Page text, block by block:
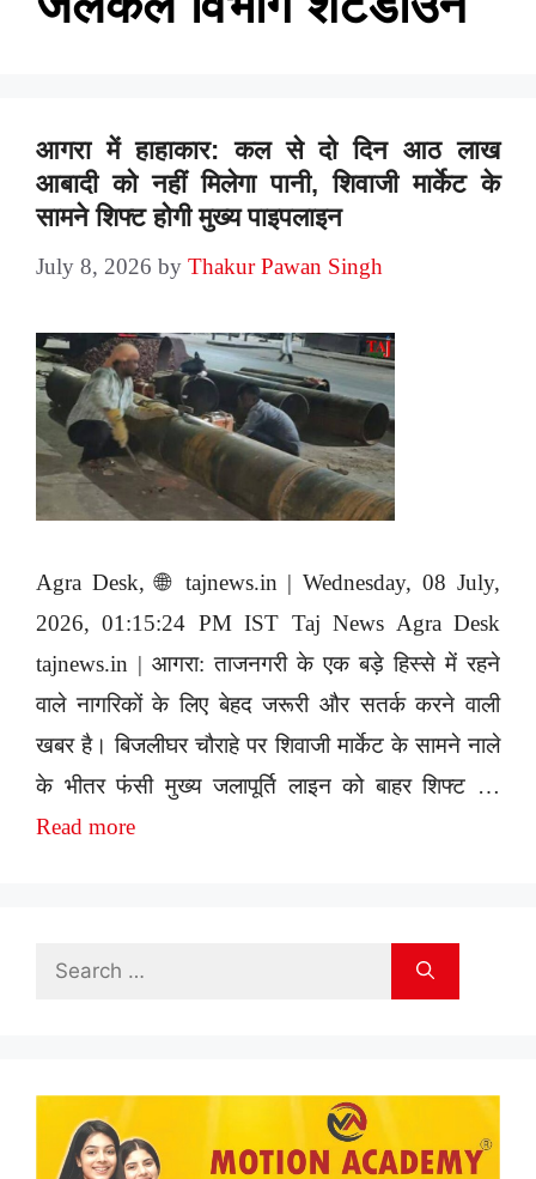
आगरा में हाहाकार: कल से दो दिन आठ लाख
आबादी को नहीं मिलेगा पानी, शिवाजी मार्केट के
सामने शिफ्ट होगी मुख्य पाइपलाइन
July 8, 2026 by Thakur Pawan Singh
Agra Desk, 🌐 tajnews.in | Wednesday, 08 July,
2026, 01:15:24 PM IST Taj News Agra Desk
tajnews.in | आगरा: ताजनगरी के एक बड़े हिस्से में रहने
वाले नागरिकों के लिए बेहद जरूरी और सतर्क करने वाली
खबर है। बिजलीघर चौराहे पर शिवाजी मार्केट के सामने नाले
के भीतर फंसी मुख्य जलापूर्ति लाइन को बाहर शिफ्ट …
Read more
Search